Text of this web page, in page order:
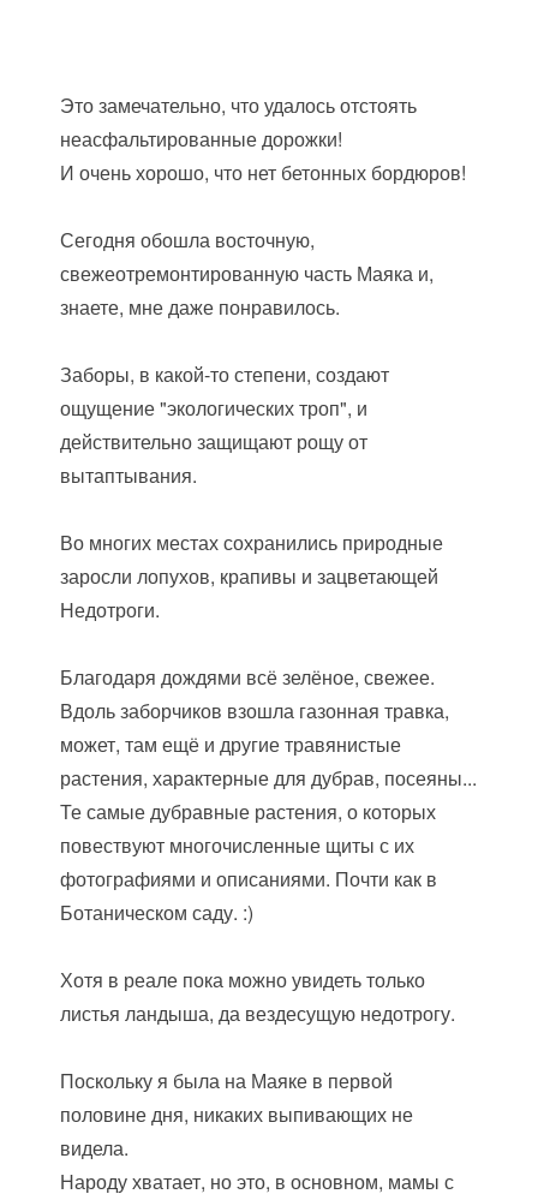
Это замечательно, что удалось отстоять
неасфальтированные дорожки!
И очень хорошо, что нет бетонных бордюров!
Сегодня обошла восточную,
свежеотремонтированную часть Маяка и,
знаете, мне даже понравилось.
Заборы, в какой-то степени, создают
ощущение "экологических троп", и
действительно защищают рощу от
вытаптывания.
Во многих местах сохранились природные
заросли лопухов, крапивы и зацветающей
Недотроги.
Благодаря дождями всё зелёное, свежее.
Вдоль заборчиков взошла газонная травка,
может, там ещё и другие травянистые
растения, характерные для дубрав, посеяны...
Те самые дубравные растения, о которых
повествуют многочисленные щиты с их
фотографиями и описаниями. Почти как в
Ботаническом саду. :)
Хотя в реале пока можно увидеть только
листья ландыша, да вездесущую недотрогу.
Поскольку я была на Маяке в первой
половине дня, никаких выпивающих не
видела.
Народу хватает, но это, в основном, мамы с